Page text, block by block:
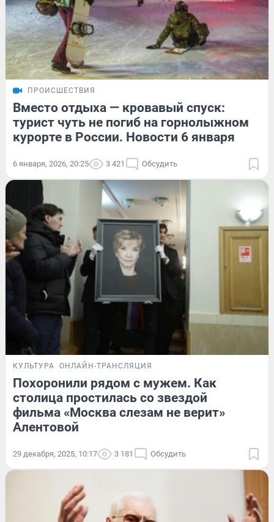
ПРОИСШЕСТВИЯ
Вместо отдыха — кровавый спуск:
турист чуть не погиб на горнолыжном
курорте в России. Новости 6 января
6 января, 2026, 20:25 3 421 Обсудить
КУЛЬТУРА ОНЛАЙН-ТРАНСЛЯЦИЯ
Похоронили рядом с мужем. Как
столица простилась со звездой
фильма «Москва слезам не верит»
Алентовой
29 декабря, 2025, 10:17 3 181 Обсудить